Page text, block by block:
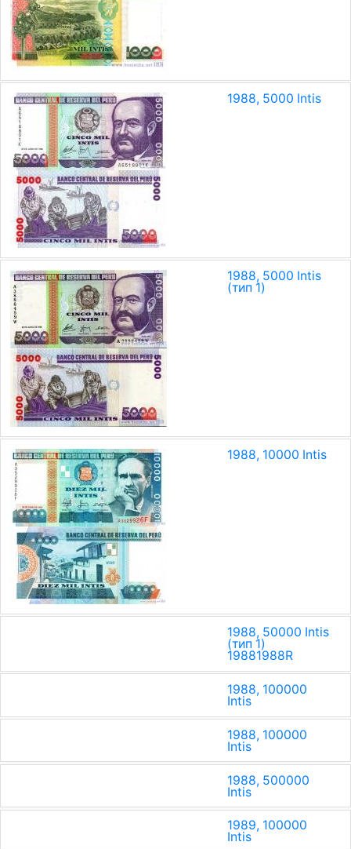
1988, 5000 Intis
1988, 5000 Intis
(тип 1)
1988, 10000 Intis
1988, 50000 Intis
(тип 1)
19881988R
1988, 100000
Intis
1988, 100000
Intis
1988, 500000
Intis
1989, 100000
Intis